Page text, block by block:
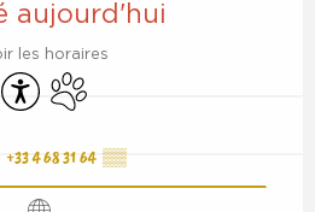
aujourd'hui
les horaires
Accessibilité
Animaux acceptés
+33 4 68 31 64 ▒▒